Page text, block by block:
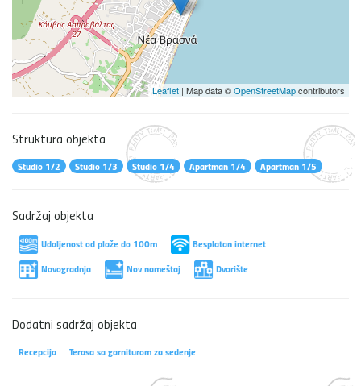
Leaflet | Map data ©OpenStreetMapcontributors
Struktura objekta
Studio 1/2 Studio 1/3 Studio 1/4 Apartman 1/4 Apartman 1/5
Sadržaj objekta
Udaljenost od plaže do 100m
Besplatan internet
Novogradnja
Nov nameštaj Dvorište
Dodatni sadržaj objekta
Recepcija Terasa sa garniturom za sedenje